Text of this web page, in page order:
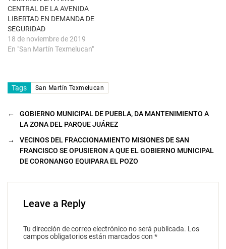
a
)
CENTRAL DE LA AVENIDA
LIBERTAD EN DEMANDA DE
SEGURIDAD
18 de noviembre de 2019
En "San Martín Texmelucan"
Tags San Martín Texmelucan
←
GOBIERNO MUNICIPAL DE PUEBLA, DA MANTENIMIENTO A
LA ZONA DEL PARQUE JUÁREZ
→
VECINOS DEL FRACCIONAMIENTO MISIONES DE SAN
FRANCISCO SE OPUSIERON A QUE EL GOBIERNO MUNICIPAL
DE CORONANGO EQUIPARA EL POZO
Leave a Reply
Tu dirección de correo electrónico no será publicada. Los
campos obligatorios están marcados con *